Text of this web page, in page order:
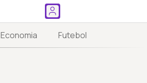
Economia Futebol